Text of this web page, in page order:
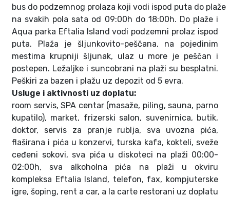
bus do podzemnog prolaza koji vodi ispod puta do plaže
na svakih pola sata od 09:00h do 18:00h. Do plaže i
Aqua parka Eftalia Island vodi podzemni prolaz ispod
puta. Plaža je šljunkovito-peščana, na pojedinim
mestima krupniji šljunak, ulaz u more je peščan i
postepen. Ležaljke i suncobrani na plaži su besplatni.
Peškiri za bazen i plažu uz depozit od 5 evra.
Usluge i aktivnosti uz doplatu:
room servis, SPA centar (masaže, piling, sauna, parno
kupatilo), market, frizerski salon, suvenirnica, butik,
doktor, servis za pranje rublja, sva uvozna pića,
flaširana i pića u konzervi, turska kafa, kokteli, sveže
ceđeni sokovi, sva pića u diskoteci na plaži 00:00-
02:00h, sva alkoholna pića na plaži u okviru
kompleksa Eftalia Island, telefon, fax, kompjuterske
igre, šoping, rent a car, a la carte restorani uz doplatu